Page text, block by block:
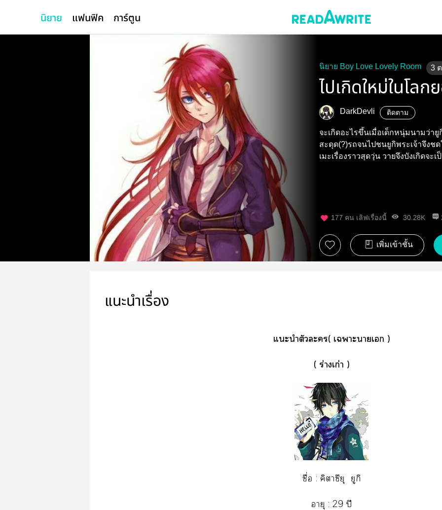
นิยาย แฟนฟิค การ์ตูน
นิยาย Boy Love Lovely Room 3
ไปเกิดใหม่ในโล
DarkDevli ติดตาม
จะเกิดอะไรขึ้นเมื่อเด็กหนุ่มนามว่ายู
สะดุด(?)รถจนไปชนยูกิพระเจ้าจึงช
เมะเรื่องราวสุดวุ่น วายจึงบังเกิดจะ
177 คน เลิฟเรื่องนี้ 30.28K
เพิ่มเข้าชั้น
แนะนำเรื่อง
แะนำตัวะ( เาะาเ )
( ร่างเก่า )
ชื่อ : คิาซึยุ ยูกิ
อายุ : 29 ปี